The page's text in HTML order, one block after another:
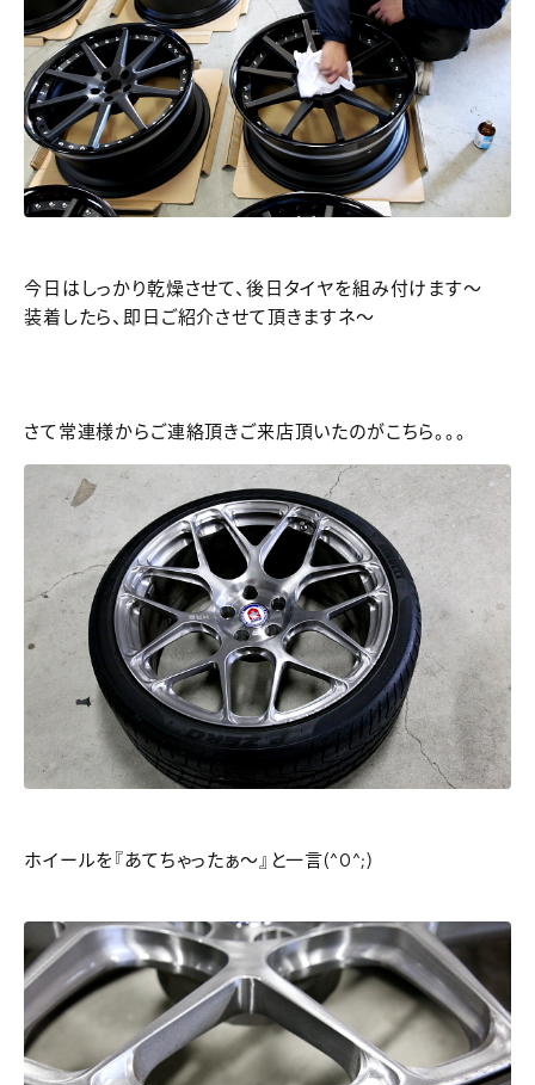
今日はしっかり乾燥させて、後日タイヤを組み付けます～
装着したら、即日ご紹介させて頂きますネ～
さて常連様からご連絡頂きご来店頂いたのがこちら。。。
ホイールを『あてちゃったぁ～』と一言(^0^;)